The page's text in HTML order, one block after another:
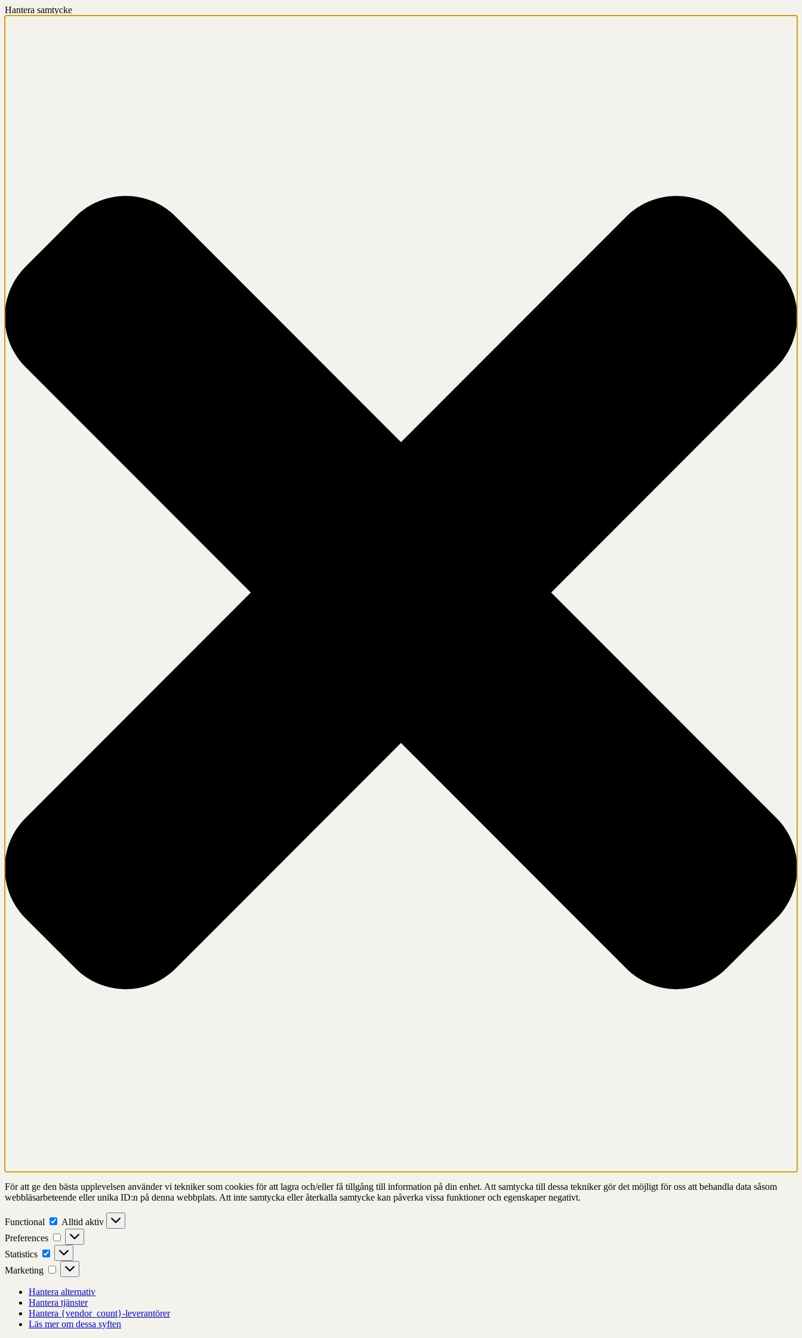
Hantera samtycke
För att ge den bästa upplevelsen använder vi tekniker som cookies för att lagra och/eller få tillgång till information på din enhet. Att samtycka till dessa tekniker gör det möjligt för oss att behandla data såsom
webbläsarbeteende eller unika ID:n på denna webbplats. Att inte samtycka eller återkalla samtycke kan påverka vissa funktioner och egenskaper negativt.
Functional Functional
Alltid aktiv
Preferences
Preferences
Statistics Statistics
Marketing Marketing
Hantera alternativ
Hantera tjänster
Hantera {vendor_count}-leverantörer
Läs mer om dessa syften